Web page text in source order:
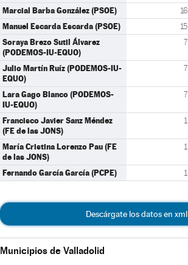
Marcial Barba González (PSOE) 16
Manuel Escarda Escarda (PSOE) 15
Soraya Brezo Sutil Álvarez
(PODEMOS-IU-EQUO)
7
Julio Martín Ruíz (PODEMOS-IU-
EQUO)
7
Lara Gago Blanco (PODEMOS-
IU-EQUO)
7
Francisco Javier Sanz Méndez
(FE de las JONS)
1
María Cristina Lorenzo Pau (FE
de las JONS)
1
Fernando García García (PCPE) 1
Descárgate los datos en xml
Municipios de Valladolid